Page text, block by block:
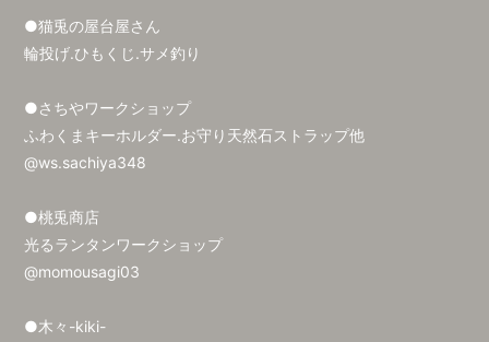
●猫兎の屋台屋さん
輪投げ.ひもくじ.サメ釣り
●さちやワークショップ
ふわくまキーホルダー.お守り天然石ストラップ他
@ws.sachiya348
●桃兎商店
光るランタンワークショップ
@momousagi03
●木々-kiki-